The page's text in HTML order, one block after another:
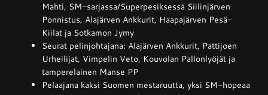
Mahti, SM-sarjassa/Superpesiksessä Siilinjärven
Ponnistus, Alajärven Ankkurit, Haapajärven Pesä-
Kiilat ja Sotkamon Jymy
Seurat pelinjohtajana: Alajärven Ankkurit, Pattijoen
Urheilijat, Vimpelin Veto, Kouvolan Pallonlyöjät ja
tamperelainen Manse PP
Pelaajana kaksi Suomen mestaruutta, yksi SM-hopeaa